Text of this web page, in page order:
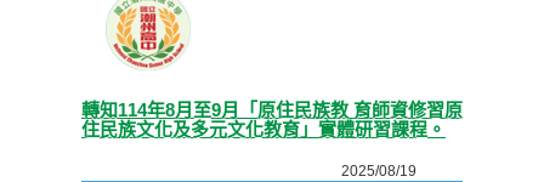
轉知114年8月至9月「原住民族教 育師資修習原
住民族文化及多元文化教育」實體研習課程。
2025/08/19